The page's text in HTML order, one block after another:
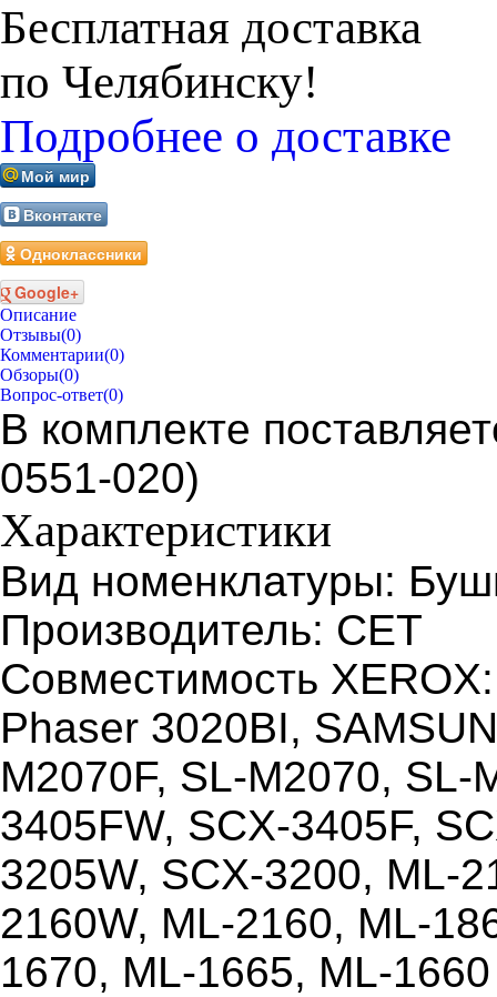
Бесплатная доставка
по Челябинску!
Подробнее о доставке
Мой мир
Вконтакте
Одноклассники
Google+
Описание
Отзывы(0)
Комментарии(0)
Обзоры(0)
Вопрос-ответ(0)
В комплекте
0551-020)
Характеристики
Вид номенклатуры:
Производитель: CET
Совместимость
Phaser 3020BI,
M2070F, SL-M2070, SL-
3405FW, SCX-3405F,
3205W, SCX-3200, ML-
2160W, ML-2160, ML-
1670, ML-1665, ML-1660